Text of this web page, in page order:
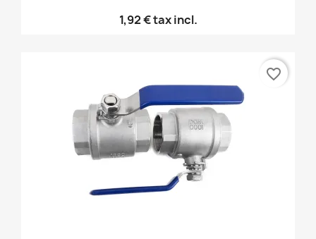
1,92 €tax incl.
favorite_border